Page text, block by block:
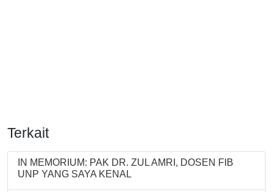
Terkait
IN MEMORIUM: PAK DR. ZUL AMRI, DOSEN FIB
UNP YANG SAYA KENAL